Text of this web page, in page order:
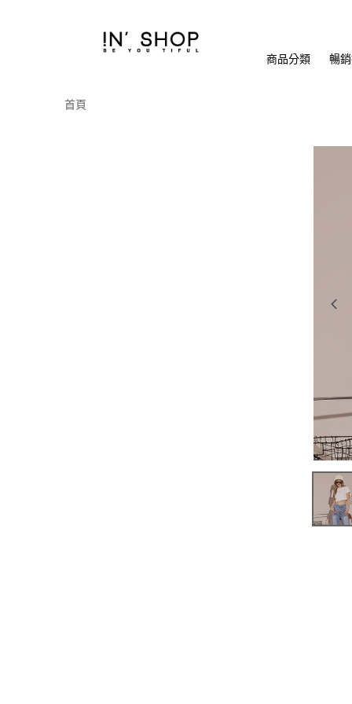
商品分類 暢
首頁